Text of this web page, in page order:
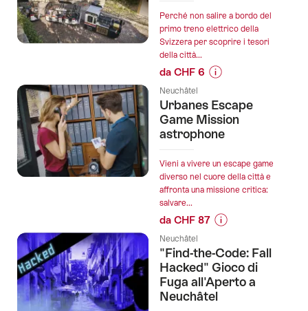
seguenti
Perché non salire a bordo del
primo treno elettrico della
Svizzera per scoprire i tesori
della città...
da CHF 6
sul
prezzo
dell’offerta
Zug
von
Neuenburg":
Neuchâtel
Urbanes Escape
Game Mission
astrophone
Vieni a vivere un escape game
diverso nel cuore della città e
affronta una missione critica:
salvare...
da CHF 87
sul
prezzo
dell’offerta
"Urbanes
Neuchâtel
"Find-the-Code: Fall
Hacked" Gioco di
Fuga all'Aperto a
Neuchâtel